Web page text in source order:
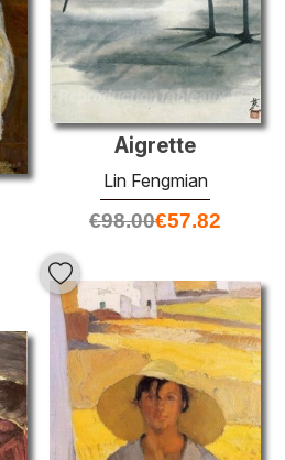
Aigrette
Lin Fengmian
€98.00€57.82